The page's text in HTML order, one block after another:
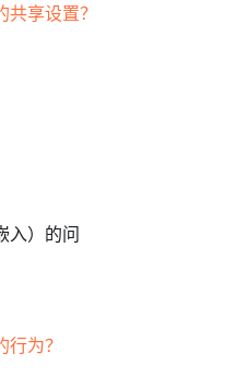
享设置？
入）的问
为？